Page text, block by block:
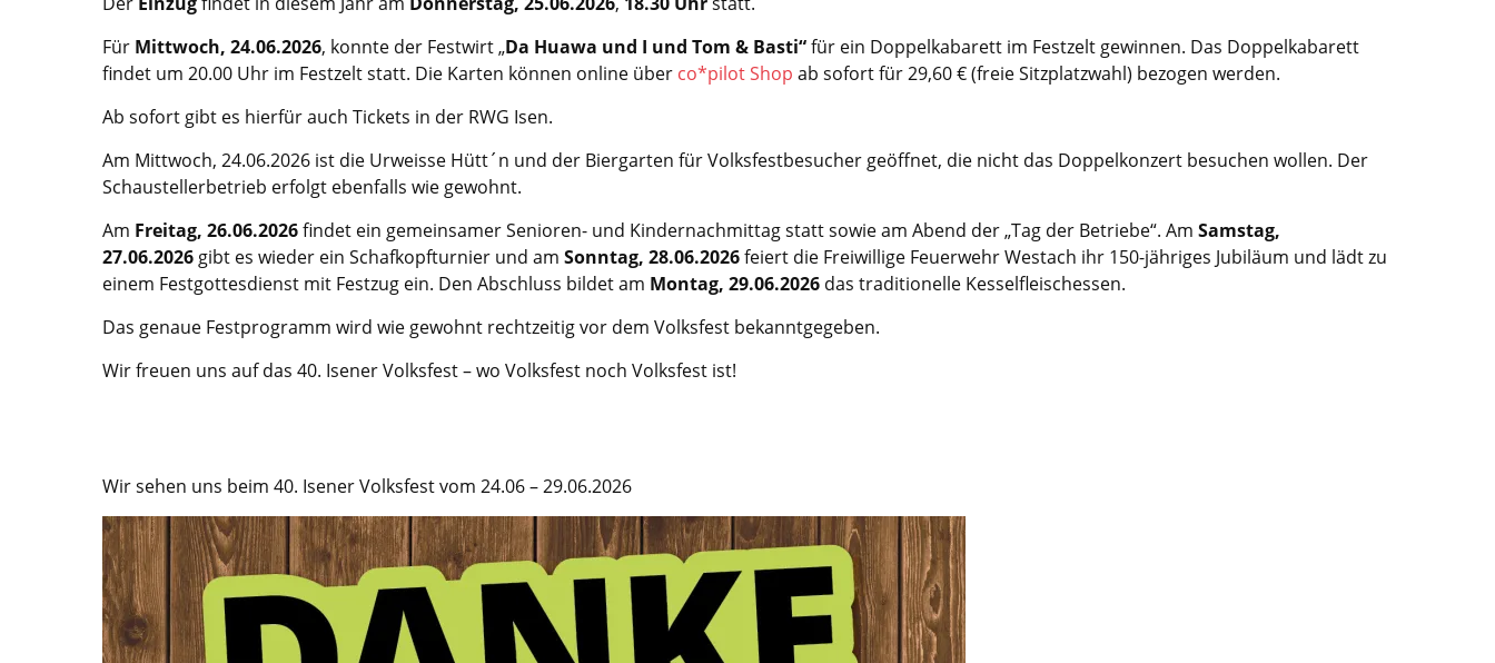
Für Mittwoch, 24.06.2026, konnte der Festwirt „Da Huawa und I und Tom & Basti“für ein Doppelkabarett im Festzelt gewinnen. Das Doppelkabarett
findet um 20.00 Uhr im Festzelt statt. Die Karten können online über co*pilot Shop ab sofort für 29,60 € (freie Sitzplatzwahl) bezogen werden.
Ab sofort gibt es hierfür auch Tickets in der RWG Isen.
Am Mittwoch, 24.06.2026 ist die Urweisse Hütt´n und der Biergarten für Volksfestbesucher geöffnet, die nicht das Doppelkonzert besuchen wollen. Der
Schaustellerbetrieb erfolgt ebenfalls wie gewohnt.
Am Freitag, 26.06.2026findet ein gemeinsamer Senioren- und Kindernachmittag statt sowie am Abend der „Tag der Betriebe“. AmSamstag,
27.06.2026 gibt es wieder ein Schafkopfturnier und amSonntag, 28.06.2026feiert die Freiwillige Feuerwehr Westach ihr 150-jähriges Jubiläum und lädt zu
einem Festgottesdienst mit Festzug ein. Den Abschluss bildet am Montag, 29.06.2026 das traditionelle Kesselfleischessen.
Das genaue Festprogramm wird wie gewohnt rechtzeitig vor dem Volksfest bekanntgegeben.
Wir freuen uns auf das 40. Isener Volksfest – wo Volksfest noch Volksfest ist!
Wir sehen uns beim 40. Isener Volksfest vom 24.06 – 29.06.2026